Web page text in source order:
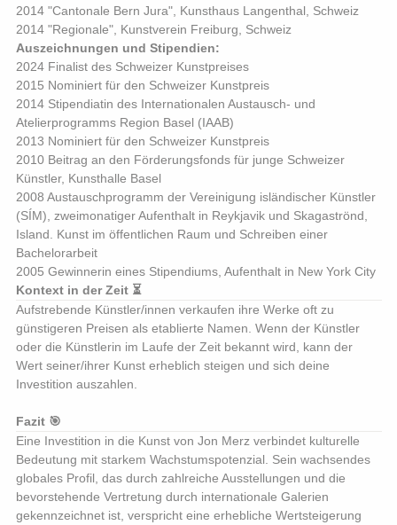
2014 "Cantonale Bern Jura", Kunsthaus Langenthal, Schweiz
2014 "Regionale", Kunstverein Freiburg, Schweiz
Auszeichnungen und Stipendien:
2024 Finalist des Schweizer Kunstpreises
2015 Nominiert für den Schweizer Kunstpreis
2014 Stipendiatin des Internationalen Austausch- und
Atelierprogramms Region Basel (IAAB)
2013 Nominiert für den Schweizer Kunstpreis
2010 Beitrag an den Förderungsfonds für junge Schweizer
Künstler, Kunsthalle Basel
2008 Austauschprogramm der Vereinigung isländischer Künstler
(SÍM), zweimonatiger Aufenthalt in Reykjavik und Skagaströnd,
Island. Kunst im öffentlichen Raum und Schreiben einer
Bachelorarbeit
2005 Gewinnerin eines Stipendiums, Aufenthalt in New York City
Kontext in der Zeit ⏳
Aufstrebende Künstler/innen verkaufen ihre Werke oft zu
günstigeren Preisen als etablierte Namen. Wenn der Künstler
oder die Künstlerin im Laufe der Zeit bekannt wird, kann der
Wert seiner/ihrer Kunst erheblich steigen und sich deine
Investition auszahlen.
Fazit 🎯
Eine Investition in die Kunst von Jon Merz verbindet kulturelle
Bedeutung mit starkem Wachstumspotenzial. Sein wachsendes
globales Profil, das durch zahlreiche Ausstellungen und die
bevorstehende Vertretung durch internationale Galerien
gekennzeichnet ist, verspricht eine erhebliche Wertsteigerung